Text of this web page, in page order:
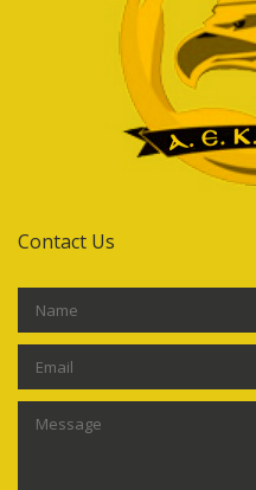
Contact Us